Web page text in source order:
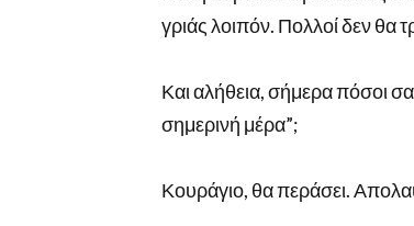
γριάς λοιπόν. Πολλοί δεν θα
Και αλήθεια, σήμερα πόσοι
σημερινή μέρα”;
Κουράγιο, θα περάσει.